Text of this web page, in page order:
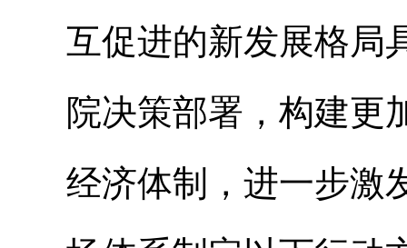
互促进的新发展格局
院决策部署，构建更
经济体制，进一步激